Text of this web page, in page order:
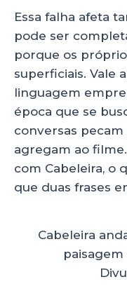
Essa falha afeta
pode ser
porque os
superficiais. Vale
linguagem
época que se
conversas
agregam ao
com Cabeleira, o
que duas frases
Cabeleira